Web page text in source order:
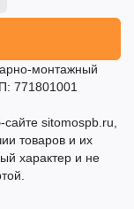
монтажный
771801001
sitomospb.ru,
товаров и их
характер и не